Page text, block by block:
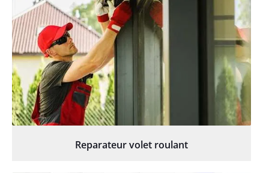
Reparateur volet roulant